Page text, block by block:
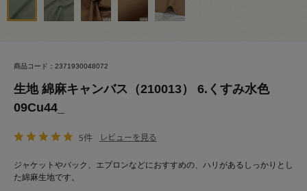
商品コード：2371930048072
生地 綿麻キャンバス（210013） 6.くすみ水色
09Cu44_
5件 レビューを見る
ジャケットやバック、エプロンなどにおすすめの、ハリがあるしっかりとし
た綿麻生地です。